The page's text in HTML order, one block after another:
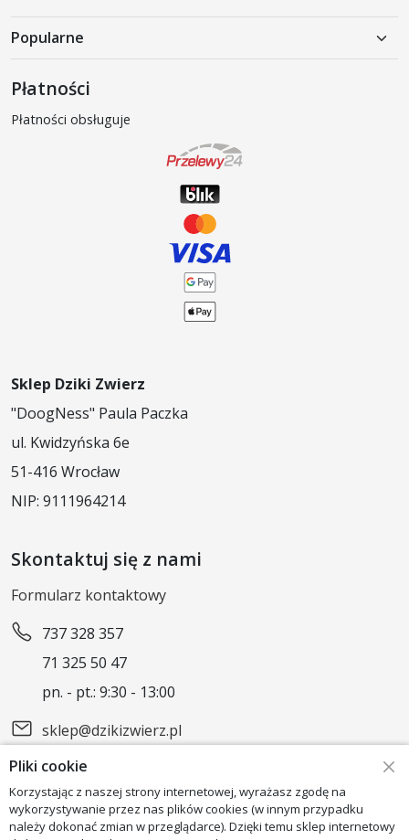
Popularne
Karma mokra dla psa
Karma sucha dla psa
Produkty weterynaryjne
Płatności
Płatności obsługuje
Sklep Dziki Zwierz
"DoogNess" Paula Paczka
ul. Kwidzyńska 6e
51-416 Wrocław
NIP: 9111964214
Skontaktuj się z nami
Formularz kontaktowy
737 328 357
71 325 50 47
pn. - pt.: 9:30 - 13:00
sklep@dzikizwierz.pl
Obserwuj nas
Pliki cookie
Korzystając z naszej strony internetowej, wyrażasz zgodę na
wykorzystywanie przez nas plików cookies (w innym przypadku
należy dokonać zmian w przeglądarce). Dzięki temu sklep internetowy